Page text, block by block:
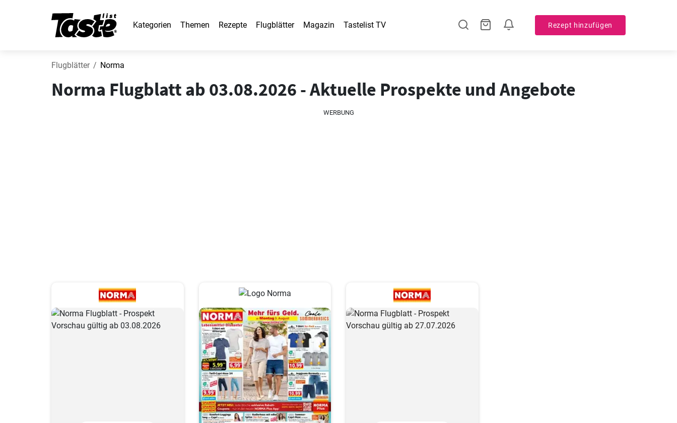
Kategorien Themen Rezepte Flugblätter Magazin Tastelist TV Rezept hinzufügen
Flugblätter Norma
Norma Flugblatt ab 03.08.2026 - Aktuelle Prospekte und Angebote
WERBUNG